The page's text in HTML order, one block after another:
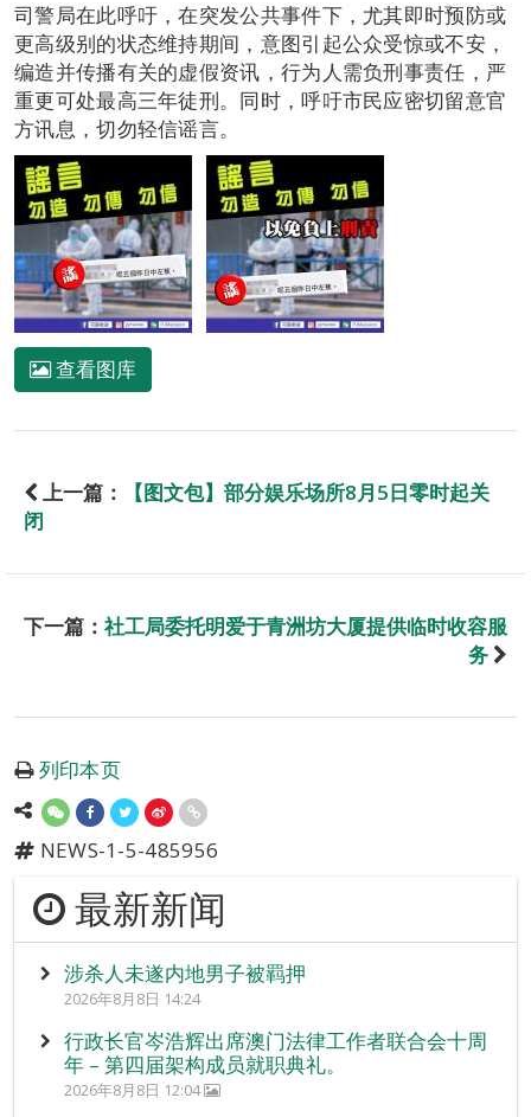
司警局在此呼吁，在突发公共事件下，尤其即时预防或
更高级别的状态维持期间，意图引起公众受惊或不安，
编造并传播有关的虚假资讯，行为人需负刑事责任，严
重更可处最高三年徒刑。同时，呼吁市民应密切留意官
方讯息，切勿轻信谣言。
查看图库
上一篇：
【图文包】部分娱乐场所8月5日零时起关
闭
下一篇： 社工局委托明爱于青洲坊大厦提供临时收容服
务
列印本页
NEWS-1-5-485956
最新新闻
涉杀人未遂内地男子被羁押
2026年8月8日 14:24
行政长官岑浩辉出席澳门法律工作者联合会十周
年 – 第四届架构成员就职典礼。
2026年8月8日 12:04